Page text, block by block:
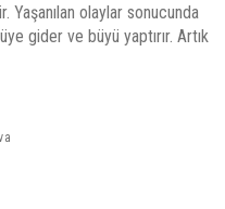
Yaşanılan olaylar sonucunda
gider ve büyü yaptırır. Artık